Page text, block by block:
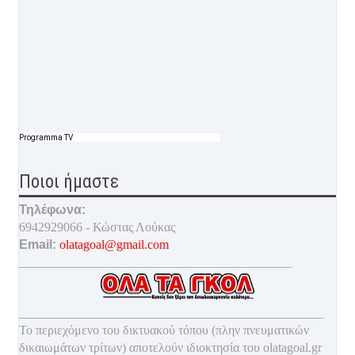
Programma TV
Ποιοι ήμαστε
Τηλέφωνα:
6942929066 - Κώστας Λούκας
Email: olatagoal@gmail.com
Το περιεχόμενο του δικτυακού τόπου (πλην πνευματικών
δικαιωμάτων τρίτων) αποτελούν ιδιοκτησία του olatagoal.gr